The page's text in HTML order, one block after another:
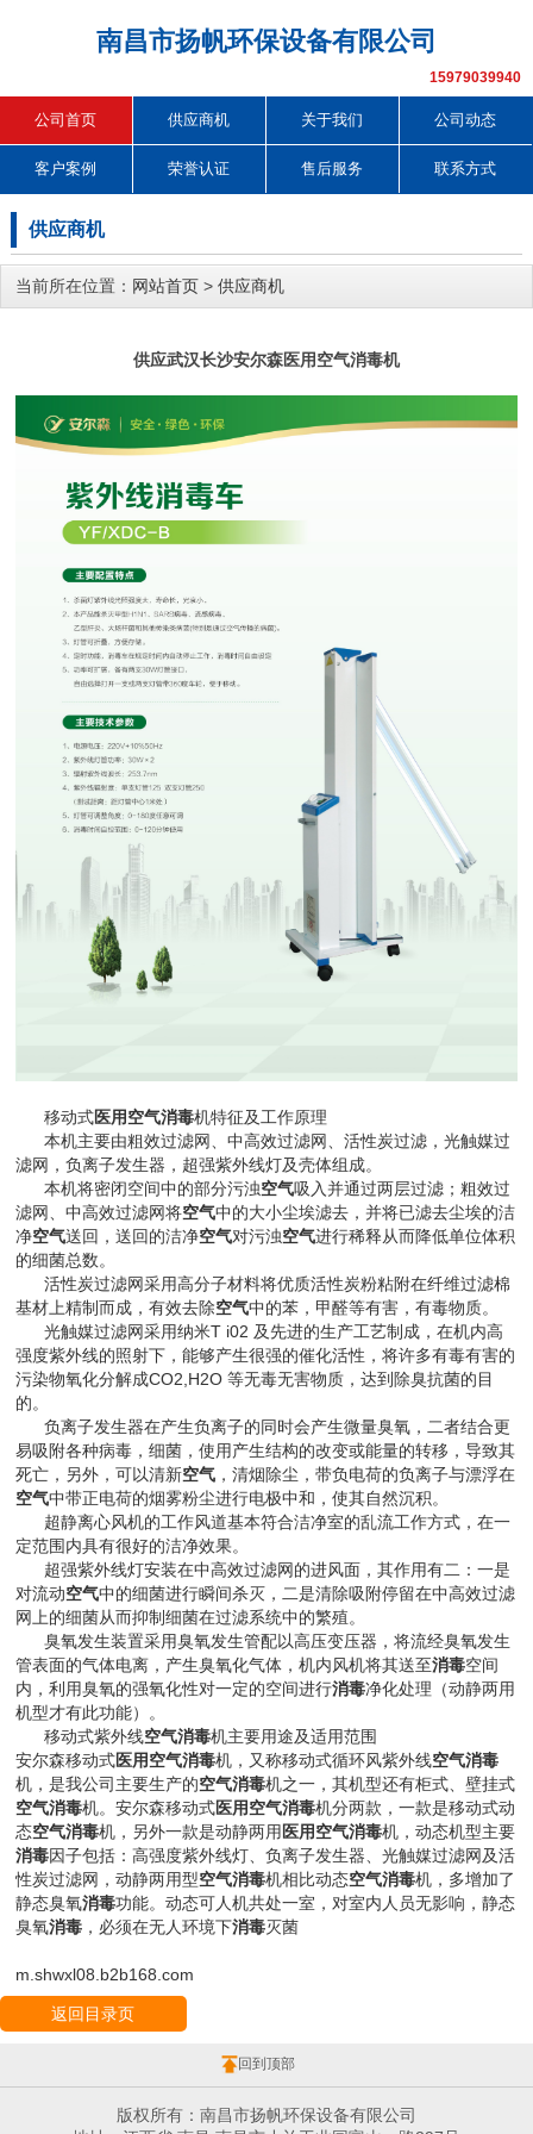
南昌市扬帆环保设备有限公司
15979039940
公司首页 供应商机 关于我们 公司动态
客户案例 荣誉认证 售后服务 联系方式
供应商机
当前所在位置： 网站首页 > 供应商机
供应武汉长沙安尔森医用空气消毒机
移动式医用空气消毒机特征及工作原理
本机主要由粗效过滤网、中高效过滤网、活性炭过滤，光触媒过
滤网，负离子发生器，超强紫外线灯及壳体组成。
本机将密闭空间中的部分污浊空气吸入并通过两层过滤；粗效过
滤网、中高效过滤网将空气中的大小尘埃滤去，并将已滤去尘埃的洁
净空气送回，送回的洁净空气对污浊空气进行稀释从而降低单位体积
的细菌总数。
活性炭过滤网采用高分子材料将优质活性炭粉粘附在纤维过滤棉
基材上精制而成，有效去除空气中的苯，甲醛等有害，有毒物质。
光触媒过滤网采用纳米T i02 及先进的生产工艺制成，在机内高
强度紫外线的照射下，能够产生很强的催化活性，将许多有毒有害的
污染物氧化分解成CO2,H2O等无毒无害物质，达到除臭抗菌的目
的。
负离子发生器在产生负离子的同时会产生微量臭氧，二者结合更
易吸附各种病毒，细菌，使用产生结构的改变或能量的转移，导致其
死亡，另外，可以清新空气 ，清烟除尘，带负电荷的负离子与漂浮在
空气中带正电荷的烟雾粉尘进行电极中和，使其自然沉积。
超静离心风机的工作风道基本符合洁净室的乱流工作方式，在一
定范围内具有很好的洁净效果。
超强紫外线灯安装在中高效过滤网的进风面，其作用有二：一是
对流动空气中的细菌进行瞬间杀灭，二是清除吸附停留在中高效过滤
网上的细菌从而抑制细菌在过滤系统中的繁殖。
臭氧发生装置采用臭氧发生管配以高压变压器，将流经臭氧发生
管表面的气体电离，产生臭氧化气体，机内风机将其送至消毒空间
内，利用臭氧的强氧化性对一定的空间进行消毒净化处理（动静两用
机型才有此功能）。
移动式紫外线空气消毒机主要用途及适用范围
安尔森移动式医用空气消毒机，又称移动式循环风紫外线空气消毒
机，是我公司主要生产的空气消毒机之一，其机型还有柜式、壁挂式
空气消毒机。安尔森移动式医用空气消毒机分两款，一款是移动式动
态空气消毒机，另外一款是动静两用 医用空气消毒机，动态机型主要
消毒因子包括：高强度紫外线灯、负离子发生器、光触媒过滤网及活
性炭过滤网，动静两用型空气消毒机相比动态空气消毒机，多增加了
静态臭氧消毒功能。动态可人机共处一室，对室内人员无影响，静态
臭氧消毒 ，必须在无人环境下消毒灭菌
m.shwxl08.b2b168.com
返回目录页
回到顶部
版权所有：南昌市扬帆环保设备有限公司